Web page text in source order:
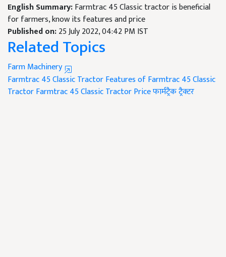
English Summary:Farmtrac 45 Classic tractor is beneficial
for farmers, know its features and price
Published on:25 July 2022, 04:42 PM IST
Related Topics
Farm Machinery
Farmtrac 45 Classic TractorFeatures of Farmtrac 45 Classic
TractorFarmtrac 45 Classic Tractor Priceफार्मट्रैक ट्रैक्टर